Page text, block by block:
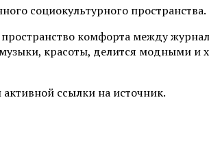
социокультурного пространства.
комфорта между
красоты, делится модными
ссылки на источник.